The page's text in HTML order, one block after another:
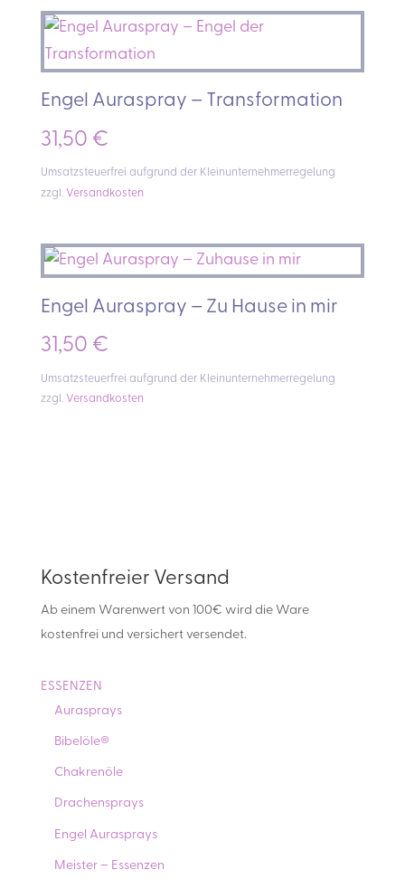
Engel Auraspray – Transformation
31,50 €
Umsatzsteuerfrei aufgrund der Kleinunternehmerregelung
zzgl. Versandkosten
Engel Auraspray – Zu Hause in mir
31,50 €
Umsatzsteuerfrei aufgrund der Kleinunternehmerregelung
zzgl. Versandkosten
Kostenfreier Versand
Ab einem Warenwert von 100€ wird die Ware
kostenfrei und versichert versendet.
ESSENZEN
Aurasprays
Bibelöle®
Chakrenöle
Drachensprays
Engel Aurasprays
Meister – Essenzen